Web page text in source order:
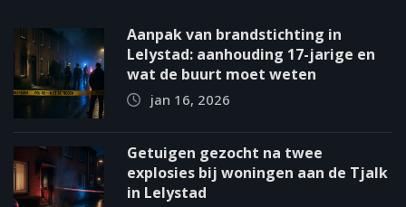
Aanpak van brandstichting in
Lelystad: aanhouding 17-jarige en
wat de buurt moet weten
jan 16, 2026
Getuigen gezocht na twee
explosies bij woningen aan de Tjalk
in Lelystad